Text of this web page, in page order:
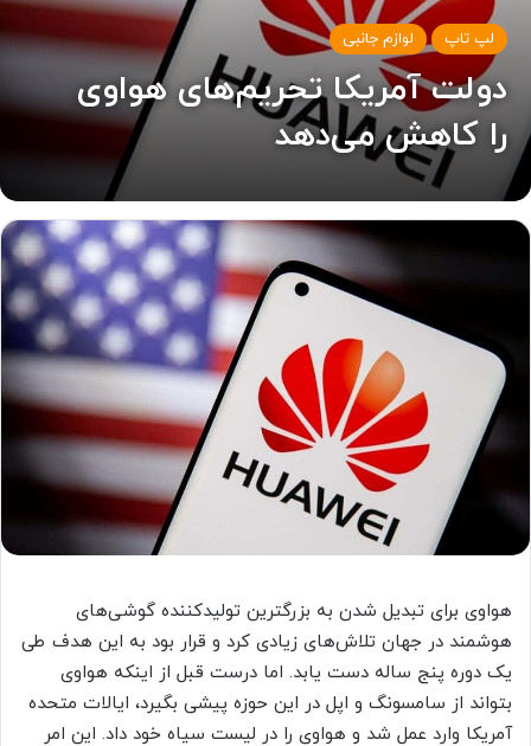
لپ تاپ لوازم جانبی
دولت آمریکا تحریم‌های هواوی
را کاهش می‌دهد
هواوی برای تبدیل شدن به بزرگترین تولیدکننده گوشی‌های
هوشمند در جهان تلاش‌های زیادی کرد و قرار بود به این هدف طی
یک دوره پنج ساله دست یابد. اما درست قبل از اینکه هواوی
بتواند از سامسونگ و اپل در این حوزه پیشی بگیرد، ایالات متحده
آمریکا وارد عمل شد و هواوی را در لیست سیاه خود داد. این امر